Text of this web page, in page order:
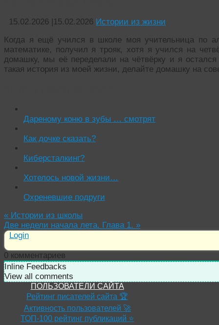
15.02.2026 |15.02.2026 Истории из жизни
Когда я ещё учился в школе моя учительница по
математике, получил я трояк, хотя я учился на
домашку, мы её переделали на чётвёрку и я
такая история из моей жизни, делайте домашку на
Дареному коню в зубы … смотрят
Как дочке сказать?
Киберсталкинг?
Хотелось новой жизни…
Охреневшие подруги
« Истории из школы
Две недели начала лета. Глава 1. »
Login
0 комментариев
Inline Feedbacks
View all comments
ПОЛЬЗОВАТЕЛИ САЙТА
Рейтинг писателей сайта 🏆
Активность пользователей 🚀
ТОП-100 рейтинг публикаций ⭐